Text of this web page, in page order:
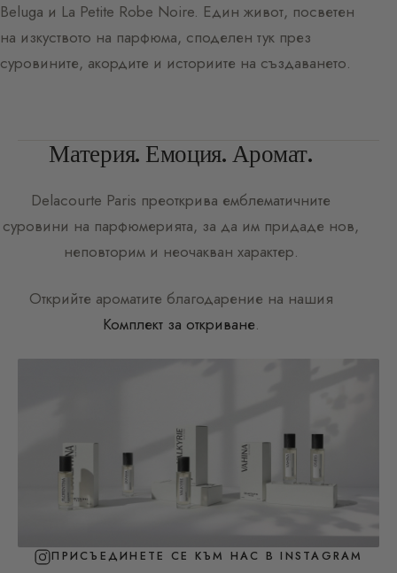
Beluga и La Petite Robe Noire. Един живот, посветен
на изкуството на парфюма, споделен тук през
суровините, акордите и историите на създаването.
Материя. Емоция. Аромат.
Delacourte Paris преоткрива емблематичните
суровини на парфюмерията, за да им придаде нов,
неповторим и неочакван характер.
Открийте ароматите благодарение на нашия
Комплект за откриване.
ПРИСЪЕДИНЕТЕ СЕ КЪМ НАС В INSTAGRAM